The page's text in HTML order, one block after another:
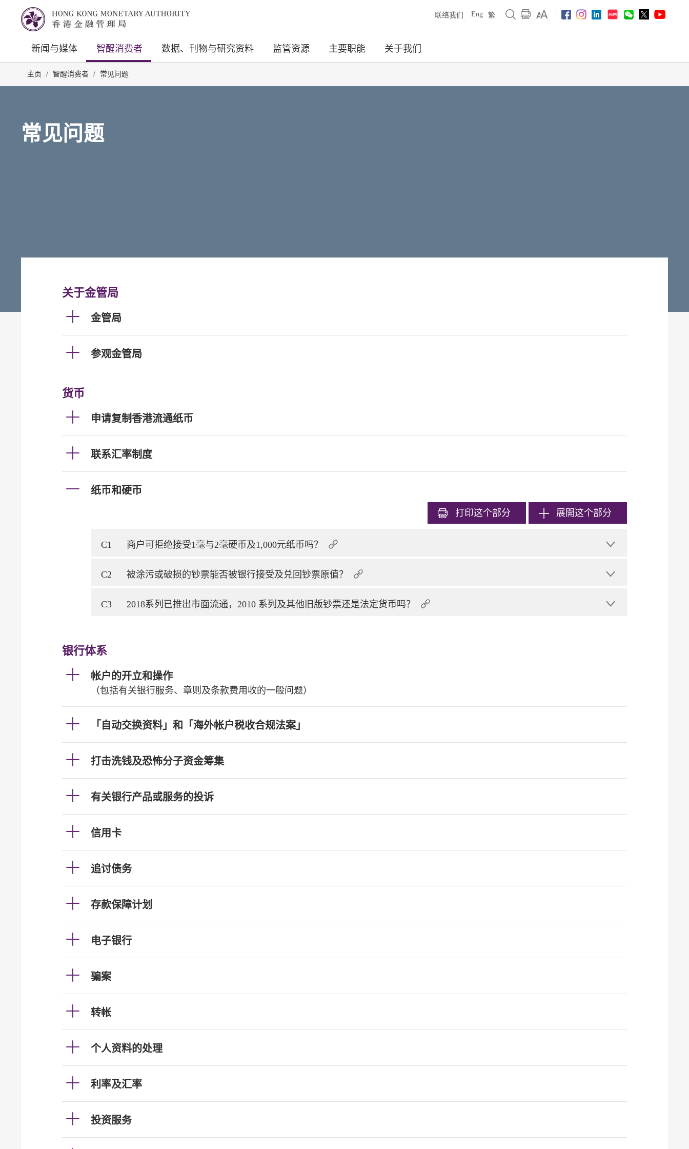
联络我们 Eng 繁
新闻与媒体 智醒消费者 数据、刊物与研究资料 监管资源 主要职能 关于我们
主页 / 智醒消费者 / 常见问题
常见问题
关于金管局
金管局
参观金管局
货币
申请复制香港流通纸币
联系汇率制度
纸币和硬币
打印这个部分 展開这个部分
C1 商户可拒绝接受1毫与2毫硬币及1,000元纸币吗？
C2 被涂污或破损的钞票能否被银行接受及兑回钞票原值？
C3 2018系列已推出市面流通，2010 系列及其他旧版钞票还是法定货币吗？
银行体系
帐户的开立和操作
（包括有关银行服务、章则及条款费用收的一般问题）
「自动交换资料」和「海外帐户税收合规法案」
打击洗钱及恐怖分子资金筹集
有关银行产品或服务的投诉
信用卡
追讨债务
存款保障计划
电子银行
骗案
转帐
个人资料的处理
利率及汇率
投资服务